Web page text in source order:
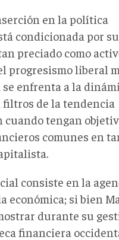
en la política
condicionada por
preciado como
progresismo liberal
se enfrenta a la
de la tendencia
cuando tengan
comunes en
consiste en la
económica; si bien
durante su
financiera